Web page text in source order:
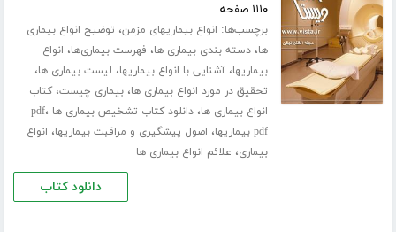
۱۱۱۰ صفحه
برچسب‌ها: انواع بیماریهای مزمن، توضیح انواع بیماری
ها،دسته بندی بیماری ها، فهرست بیماری‌ها، انواع
بیماریها،آشنایی با انواع بیماریها، لیست بیماری ها،
تحقیق در مورد انواع بیماری ها،بیماری چیست،کتاب
انواع بیماری ها،دانلود کتاب تشخیص بیماری ها pdf ،
pdf بیماریها ، اصول پیشگیری و مراقبت بیماریها، انواع
بیماری، علائم انواع بیماری ها
دانلود کتاب